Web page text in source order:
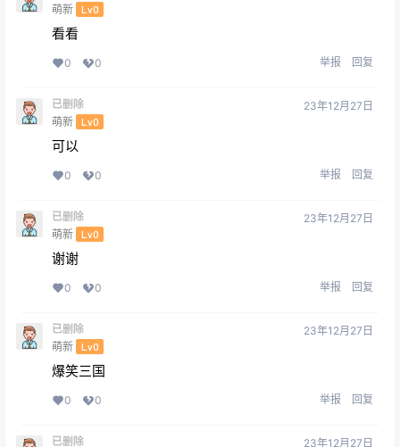
萌新 Lv0
看看
0 0 举报 回复
已删除
萌新 Lv0
23年12月27日
可以
0 0 举报 回复
已删除
萌新 Lv0
23年12月27日
谢谢
0 0 举报 回复
已删除
萌新 Lv0
23年12月27日
爆笑三国
0 0 举报 回复
已删除
23年12月27日